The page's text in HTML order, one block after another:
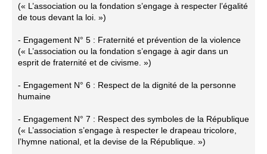
(« L’association ou la fondation s’engage à respecter l’égalité
de tous devant la loi. »)
- Engagement N° 5 : Fraternité et prévention de la violence
(« L’association ou la fondation s’engage à agir dans un
esprit de fraternité et de civisme. »)
- Engagement N° 6 : Respect de la dignité de la personne
humaine
- Engagement N° 7 : Respect des symboles de la République
(« L’association s’engage à respecter le drapeau tricolore,
l’hymne national, et la devise de la République. »)